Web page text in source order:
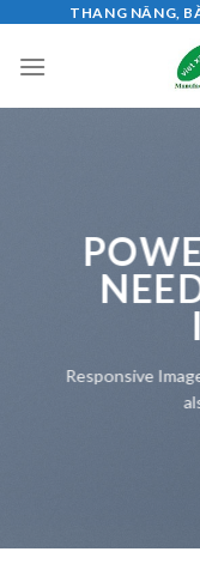
content
THANG NÂNG,
Responsive